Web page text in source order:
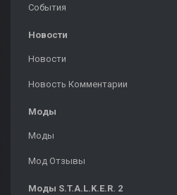
События
Новости
Новости
Новость Комментарии
Моды
Моды
Мод Отзывы
Моды S.T.A.L.K.E.R. 2